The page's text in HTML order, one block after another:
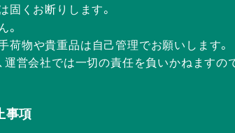
固くお断りします。
。
物や貴重品は自己管理でお願いします。
運営会社では一切の責任を負いかねますの
事項